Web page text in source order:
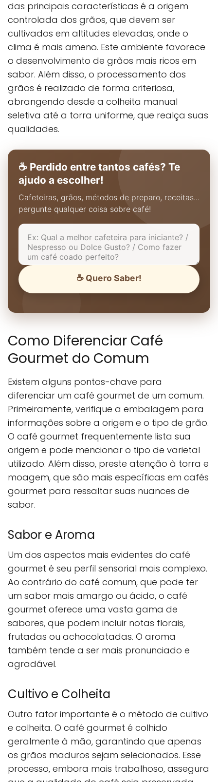
das principais características é a origem
controlada dos grãos, que devem ser
cultivados em altitudes elevadas, onde o
clima é mais ameno. Este ambiente favorece
o desenvolvimento de grãos mais ricos em
sabor. Além disso, o processamento dos
grãos é realizado de forma criteriosa,
abrangendo desde a colheita manual
seletiva até a torra uniforme, que realça suas
qualidades.
☕ Perdido entre tantos cafés? Te
ajudo a escolher!
Cafeteiras, grãos, métodos de preparo, receitas...
pergunte qualquer coisa sobre café!
☕ Quero Saber!
Como Diferenciar Café
Gourmet do Comum
Existem alguns pontos-chave para
diferenciar um café gourmet de um comum.
Primeiramente, verifique a embalagem para
informações sobre a origem e o tipo de grão.
O café gourmet frequentemente lista sua
origem e pode mencionar o tipo de varietal
utilizado. Além disso, preste atenção à torra e
moagem, que são mais específicas em cafés
gourmet para ressaltar suas nuances de
sabor.
Sabor e Aroma
Um dos aspectos mais evidentes do café
gourmet é seu perfil sensorial mais complexo.
Ao contrário do café comum, que pode ter
um sabor mais amargo ou ácido, o café
gourmet oferece uma vasta gama de
sabores, que podem incluir notas florais,
frutadas ou achocolatadas. O aroma
também tende a ser mais pronunciado e
agradável.
Cultivo e Colheita
Outro fator importante é o método de cultivo
e colheita. O café gourmet é colhido
geralmente à mão, garantindo que apenas
os grãos maduros sejam selecionados. Esse
processo, embora mais trabalhoso, assegura